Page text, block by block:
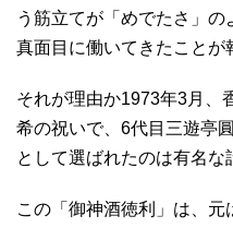
う筋立てが「めでたさ」の
真面目に働いてきたことが
それが理由か1973年3月、
希の祝いで、6代目三遊亭
として選ばれたのは有名な
この「御神酒徳利」は、元